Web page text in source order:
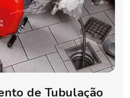
de Tubulação